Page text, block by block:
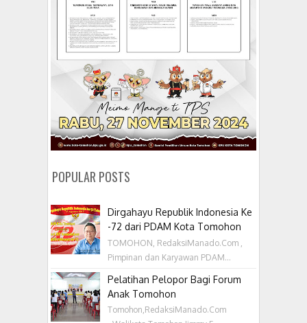
POPULAR POSTS
Dirgahayu Republik Indonesia Ke
-72 dari PDAM Kota Tomohon
TOMOHON, RedaksiManado.Com ,
Pimpinan dan Karyawan PDAM...
Pelatihan Pelopor Bagi Forum
Anak Tomohon
Tomohon,RedaksiManado.Com